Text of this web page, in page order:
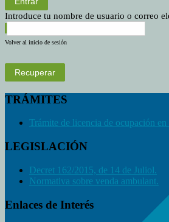
Introduce tu nombre de usuario o correo
Volver al inicio de sesión
Recuperar
TRÁMITES
Trámite de licencia de ocupación
LEGISLACIÓN
Decret 162/2015, de 14 de Juliol.
Normativa sobre venda ambulant.
Enlaces de Interés